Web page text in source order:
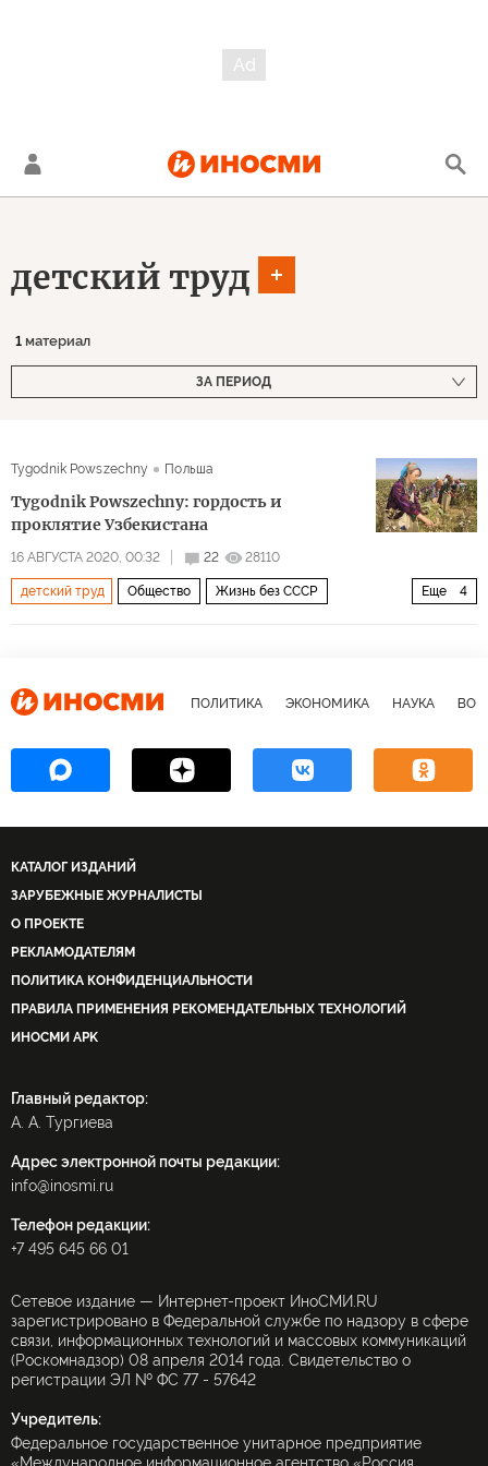
детский труд
1 материал
ЗА ПЕРИОД
Tygodnik Powszechny Польша
Tygodnik Powszechny: гордость и
проклятие Узбекистана
16 АВГУСТА 2020, 00:32 22 28110
Еще 4
детский труд Общество Жизнь без СССР
ПОЛИТИКА ЭКОНОМИКА НАУКА
КАТАЛОГ ИЗДАНИЙ
ЗАРУБЕЖНЫЕ ЖУРНАЛИСТЫ
О ПРОЕКТЕ
РЕКЛАМОДАТЕЛЯМ
ПОЛИТИКА КОНФИДЕНЦИАЛЬНОСТИ
ПРАВИЛА ПРИМЕНЕНИЯ РЕКОМЕНДАТЕЛЬНЫХ ТЕХНОЛОГИЙ
ИНОСМИ APK
Главный редактор:
А. А. Тургиева
Адрес электронной почты редакции:
info@inosmi.ru
Телефон редакции:
+7 495 645 66 01
Сетевое издание — Интернет-проект ИноСМИ.RU
зарегистрировано в Федеральной службе по надзору в сфере
связи, информационных технологий и массовых коммуникаций
(Роскомнадзор) 08 апреля 2014 года. Свидетельство о
регистрации ЭЛ № ФС 77 - 57642
Учредитель:
Федеральное государственное унитарное предприятие